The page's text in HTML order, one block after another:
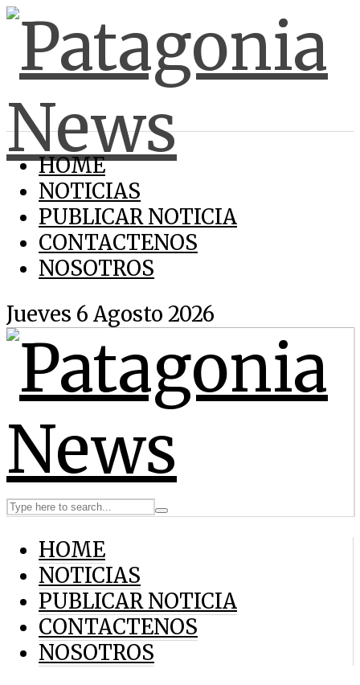
HOME
NOTICIAS
PUBLICAR NOTICIA
CONTACTENOS
NOSOTROS
Jueves 6 Agosto 2026
HOME
NOTICIAS
PUBLICAR NOTICIA
CONTACTENOS
NOSOTROS